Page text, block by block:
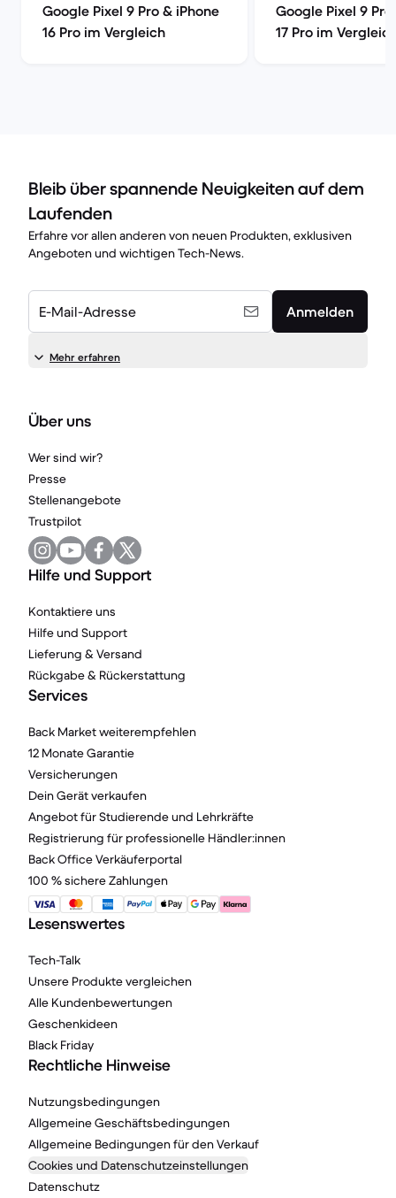
Google Pixel 9 Pro & iPhone
16 Pro im Vergleich
Google Pixel 9
17 Pro im
Bleib über spannende Neuigkeiten auf dem
Laufenden
Erfahre vor allen anderen von neuen Produkten, exklusiven
Angeboten und wichtigen Tech-News.
E-Mail-Adresse Anmelden
Mehr erfahren
Über uns
Wer sind wir?
Presse
Stellenangebote
Trustpilot
Hilfe und Support
Kontaktiere uns
Hilfe und Support
Lieferung & Versand
Rückgabe & Rückerstattung
Services
Back Market weiterempfehlen
12 Monate Garantie
Versicherungen
Dein Gerät verkaufen
Angebot für Studierende und Lehrkräfte
Registrierung für professionelle Händler:innen
Back Office Verkäuferportal
100 % sichere Zahlungen
Lesenswertes
Tech-Talk
Unsere Produkte vergleichen
Alle Kundenbewertungen
Geschenkideen
Black Friday
Rechtliche Hinweise
Nutzungsbedingungen
Allgemeine Geschäftsbedingungen
Allgemeine Bedingungen für den Verkauf
Cookies und Datenschutzeinstellungen
Datenschutz